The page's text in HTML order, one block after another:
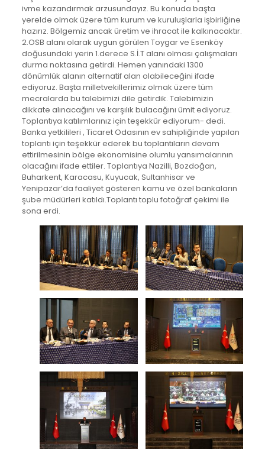
ivme kazandırmak arzusundayız. Bu konuda başta
yerelde olmak üzere tüm kurum ve kuruluşlarla işbirliğine
hazırız. Bölgemiz ancak üretim ve ihracat ile kalkınacaktır.
2.OSB alanı olarak uygun görülen Toygar ve Esenköy
doğusundaki yerin 1.derece S.İ.T alanı olması çalışmaları
durma noktasına getirdi. Hemen yanındaki 1300
dönümlük alanın alternatif alan olabileceğini ifade
ediyoruz. Başta milletvekillerimiz olmak üzere tüm
mecralarda bu talebimizi dile getirdik. Talebimizin
dikkate alınacağını ve karşılık bulacağını ümit ediyoruz.
Toplantıya katılımlarınız için teşekkür ediyorum- dedi.
Banka yetkilileri , Ticaret Odasının ev sahipliğinde yapılan
toplantı için teşekkür ederek bu toplantıların devam
ettirilmesinin bölge ekonomisine olumlu yansımalarının
olacağını ifade ettiler. Toplantıya Nazilli, Bozdoğan,
Buharkent, Karacasu, Kuyucak, Sultanhisar ve
Yenipazar’da faaliyet gösteren kamu ve özel bankaların
şube müdürleri katıldı.Toplantı toplu fotoğraf çekimi ile
sona erdi.